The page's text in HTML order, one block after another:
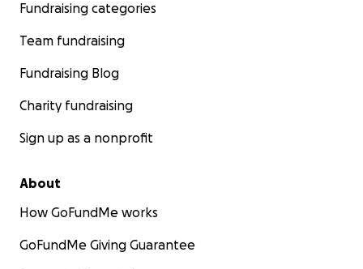
Fundraising categories
Team fundraising
Fundraising Blog
Charity fundraising
Sign up as a nonprofit
About
How GoFundMe works
GoFundMe Giving Guarantee